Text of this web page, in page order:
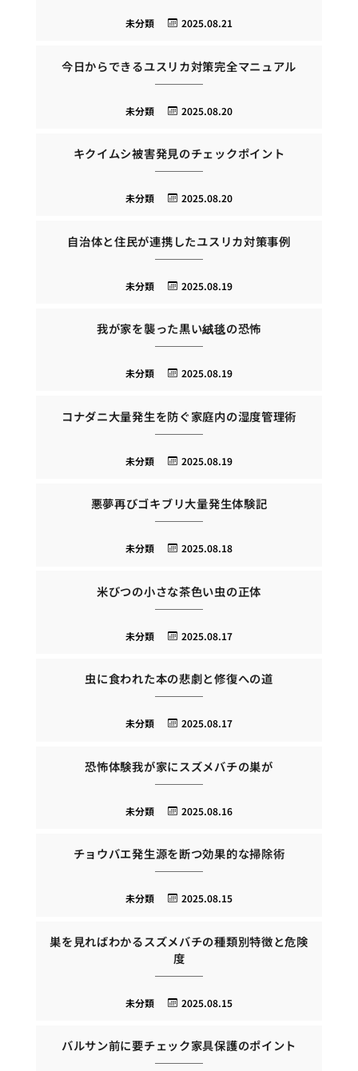
2025.08.21
未分類
今日からできるユスリカ対策完全マニュアル
2025.08.20
未分類
キクイムシ被害発見のチェックポイント
2025.08.20
未分類
自治体と住民が連携したユスリカ対策事例
2025.08.19
未分類
我が家を襲った黒い絨毯の恐怖
2025.08.19
未分類
コナダニ大量発生を防ぐ家庭内の湿度管理術
2025.08.19
未分類
悪夢再びゴキブリ大量発生体験記
2025.08.18
未分類
米びつの小さな茶色い虫の正体
2025.08.17
未分類
虫に食われた本の悲劇と修復への道
2025.08.17
未分類
恐怖体験我が家にスズメバチの巣が
2025.08.16
未分類
チョウバエ発生源を断つ効果的な掃除術
2025.08.15
未分類
巣を見ればわかるスズメバチの種類別特徴と危険
度
2025.08.15
未分類
バルサン前に要チェック家具保護のポイント